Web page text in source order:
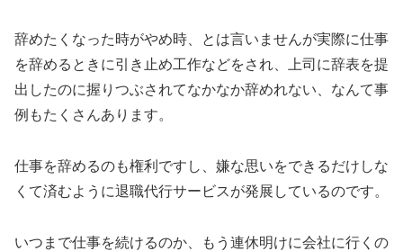
辞めたくなった時がやめ時、とは言いませんが実際に仕事
を辞めるときに引き止め工作などをされ、上司に辞表を提
出したのに握りつぶされてなかなか辞めれない、なんて事
例もたくさんあります。
仕事を辞めるのも権利ですし、嫌な思いをできるだけしな
くて済むように退職代行サービスが発展しているのです。
いつまで仕事を続けるのか、もう連休明けに会社に行くの